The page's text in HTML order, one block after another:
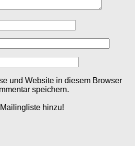
und Website in diesem Browser
speichern.
hinzu!